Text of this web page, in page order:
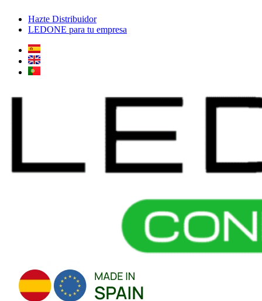
contenido
Hazte Distribuidor
LEDONE para tu empresa